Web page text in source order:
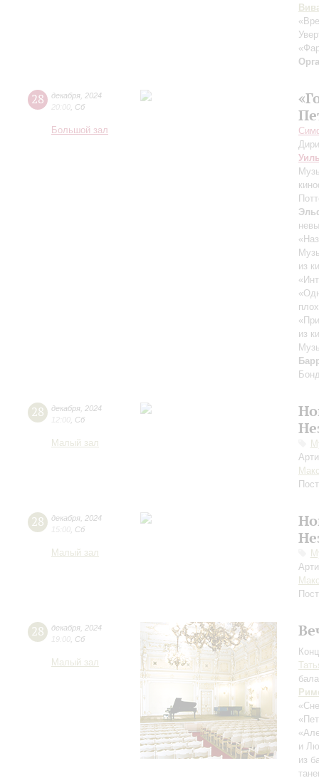
28 декабря 2024
20:00 Сб
Большой зал
из
из
28 декабря 2024
12:00 Сб
Малый зал
28 декабря 2024
15:00 Сб
Малый зал
28 декабря 2024
19:00 Сб
Малый зал
и
из